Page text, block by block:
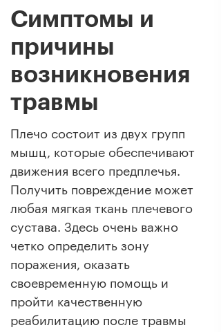
Симптомы и
причины
возникновения
травмы
Плечо состоит из двух групп
мышц, которые обеспечивают
движения всего предплечья.
Получить повреждение может
любая мягкая ткань плечевого
сустава. Здесь очень важно
четко определить зону
поражения, оказать
своевременную помощь и
пройти качественную
реабилитацию после травмы